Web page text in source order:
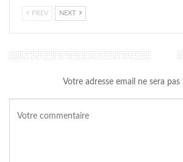
PREV NEXT
LAISSER UN COMMENTAIRE
Votre adresse email ne sera pas